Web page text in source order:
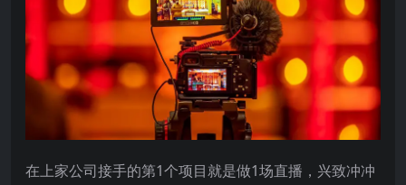
在上家公司接手的第1个项目就是做1场直播，兴致冲冲